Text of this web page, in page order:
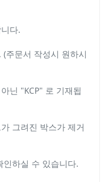
다.
주문서 작성시 원하시
닌 "KCP" 로 기재됩
그려진 박스가 제거
하실 수 있습니다.